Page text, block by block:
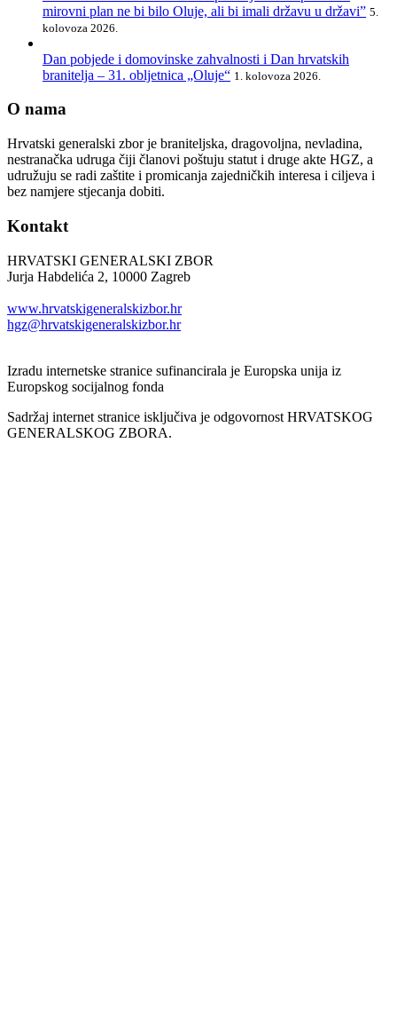
mirovni plan ne bi bilo Oluje, ali bi imali državu u državi” 5.
kolovoza 2026.
Dan pobjede i domovinske zahvalnosti i Dan hrvatskih
branitelja – 31. obljetnica „Oluje“ 1. kolovoza 2026.
O nama
Hrvatski generalski zbor je braniteljska, dragovoljna, nevladina,
nestranačka udruga čiji članovi poštuju statut i druge akte HGZ, a
udružuju se radi zaštite i promicanja zajedničkih interesa i ciljeva i
bez namjere stjecanja dobiti.
Kontakt
HRVATSKI GENERALSKI ZBOR
Jurja Habdelića 2, 10000 Zagreb
www.hrvatskigeneralskizbor.hr
hgz@hrvatskigeneralskizbor.hr
Izradu internetske stranice sufinancirala je Europska unija iz
Europskog socijalnog fonda
Sadržaj internet stranice isključiva je odgovornost HRVATSKOG
GENERALSKOG ZBORA.